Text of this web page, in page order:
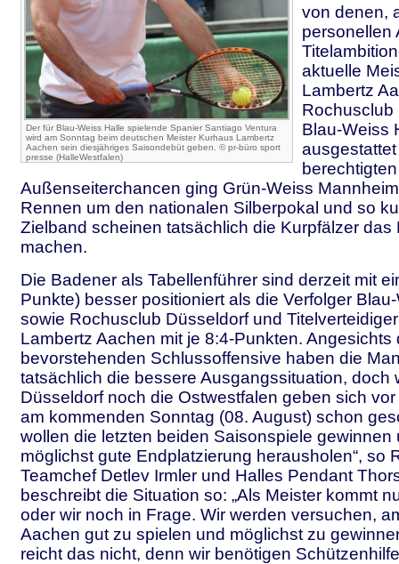
Der für Blau-Weiss Halle spielende Spanier Santiago Ventura
wird am Sonntag beim deutschen Meister Kurhaus Lambertz
Aachen sein diesjähriges Saisondebüt geben. © pr-büro sport
presse (HalleWestfalen)
von denen,
personellen
aktuelle
Lambertz
Rochusclub
Blau-Weiss
berechtigten
Außenseiterchancen ging Grün-Weiss
Rennen um den nationalen Silberpokal und so
Zielband scheinen tatsächlich die Kurpfälzer das
machen.
Die Badener als Tabellenführer sind derzeit mit
Punkte) besser positioniert als die Verfolger
sowie Rochusclub Düsseldorf und
Lambertz Aachen mit je 8:4-Punkten. Angesichts
bevorstehenden Schlussoffensive haben die
tatsächlich die bessere Ausgangssituation, doch
Düsseldorf noch die Ostwestfalen geben sich
am kommenden Sonntag (08. August) schon
wollen die letzten beiden Saisonspiele gewinnen
möglichst gute Endplatzierung herausholen“, so
Teamchef Detlev Irmler und Halles Pendant
beschreibt die Situation so: „Als Meister kommt
oder wir noch in Frage. Wir werden versuchen,
Aachen gut zu spielen und möglichst zu
reicht das nicht, denn wir benötigen